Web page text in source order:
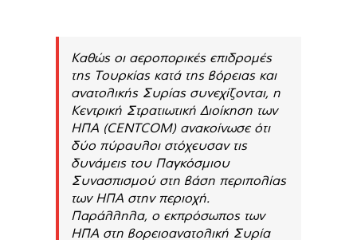
Καθώς οι αεροπορικές επιδρομές
της Τουρκίας κατά της βόρειας και
ανατολικής Συρίας συνεχίζονται, η
Κεντρική Στρατιωτική Διοίκηση των
ΗΠΑ (CENTCOM) ανακοίνωσε ότι
δύο πύραυλοι στόχευσαν τις
δυνάμεις του Παγκόσμιου
Συνασπισμού στη βάση περιπολίας
των ΗΠΑ στην περιοχή.
Παράλληλα, ο εκπρόσωπος των
ΗΠΑ στη βορειοανατολική Συρία